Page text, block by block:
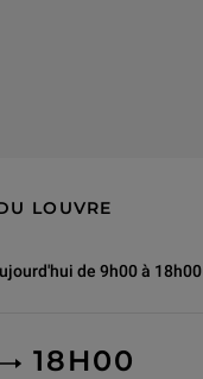
LOUVRE
de 9h00 à 18h00
TO
18H00